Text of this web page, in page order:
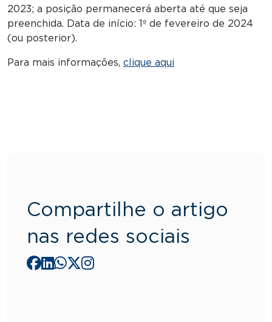
2023; a posição permanecerá aberta até que seja
preenchida. Data de início: 1º de fevereiro de 2024
(ou posterior).
Para mais informações, clique aqui
Compartilhe o artigo
nas redes sociais